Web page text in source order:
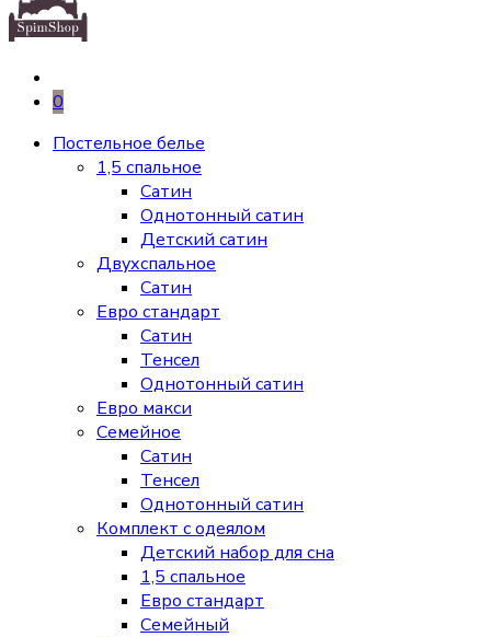
0
Постельное белье
1,5 спальное
Сатин
Однотонный сатин
Детский сатин
Двухспальное
Сатин
Евро стандарт
Сатин
Тенсел
Однотонный сатин
Евро макси
Семейное
Сатин
Тенсел
Однотонный сатин
Комплект с одеялом
Детский набор для сна
1,5 спальное
Евро стандарт
Семейный